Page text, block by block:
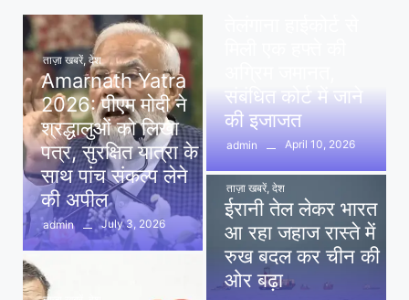
ताज़ा खबरें, देश
Amarnath Yatra
2026: पीएम मोदी ने
श्रद्धालुओं को लिखा
पत्र, सुरक्षित यात्रा के
साथ पांच संकल्प लेने
की अपील
admin July 3, 2026
संबंधित कोर्ट में जाने
की इजाजत
admin April 10, 2026
ताज़ा खबरें, देश
ईरानी तेल लेकर भारत
आ रहा जहाज रास्ते में
रुख बदल कर चीन की
ओर बढ़ा